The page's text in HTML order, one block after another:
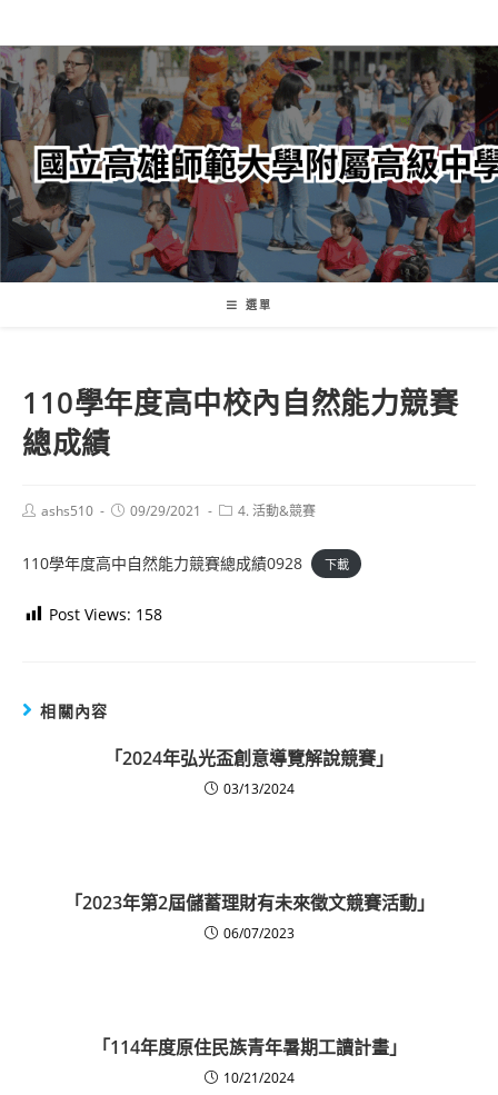
轉
至
主
內
容
選單
110學年度高中校內自然能力競賽
總成績
Postashs510
Post09/29/2021
Post4. 活動&競賽
110學年度高中自然能力競賽總成績0928 下載
Post Views: 158
相關內容
「2024年弘光盃創意導覽解說競賽」
03/13/2024
「2023年第2屆儲蓄理財有未來徵文競賽活動」
06/07/2023
「114年度原住民族青年暑期工讀計畫」
10/21/2024